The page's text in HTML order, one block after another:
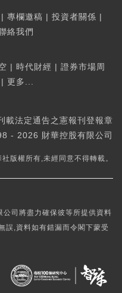
| 專欄邀稿 | 投資者關係 |
絡我們
| 時代財經 | 證券市場周
| 更多...
載法定通告之憲報刊登報章
- 2026 財華控股有限公司
版權所有,未經同意不得轉載。
司將盡力確保彼等所提供資料
誤,資料如有錯漏而令閣下蒙受